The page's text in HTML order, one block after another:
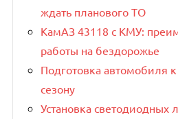
ждать планового ТО
КамАЗ 43118 с КМУ:
работы на бездорожье
Подготовка автомобиля
сезону
Установка светодиодных